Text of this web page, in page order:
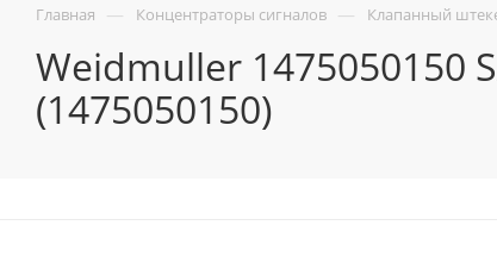
Главная — Концентраторы сигналов — Клапанный
Weidmuller 1475050150
(1475050150)